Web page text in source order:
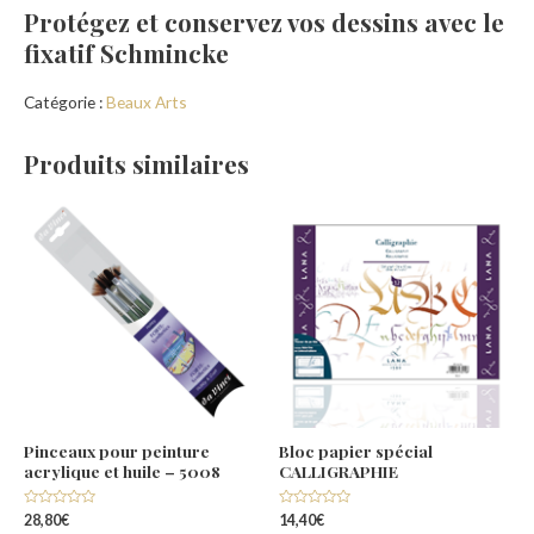
Protégez et conservez vos dessins avec le
fixatif Schmincke
Catégorie :Beaux Arts
Produits similaires
Pinceaux pour peinture
acrylique et huile – 5008
Note
0
28,80€
Bloc papier spécial
CALLIGRAPHIE
Note
0
14,40€